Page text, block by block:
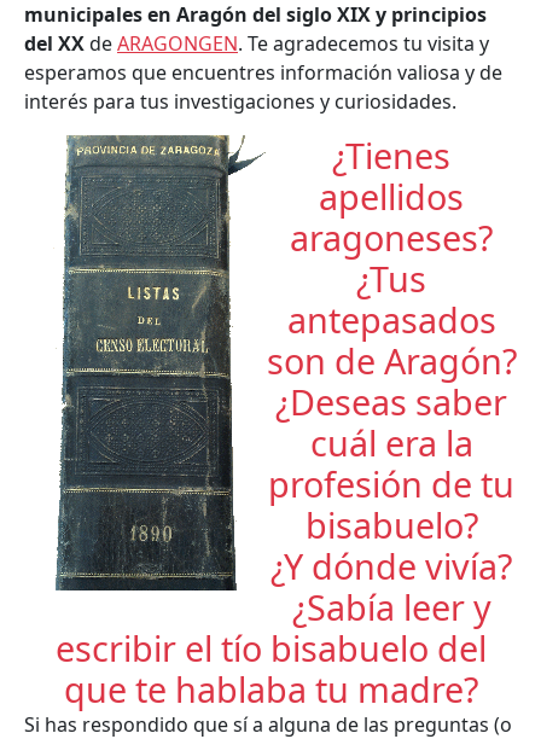
municipales en Aragón del siglo XIX y principios
del XXdeARAGONGEN. Te agradecemos tu visita y
esperamos que encuentres información valiosa y de
interés para tus investigaciones y curiosidades.
¿Tienes
apellidos
aragoneses?
¿Tus
antepasados
son de Aragón?
¿Deseas saber
cuál era la
profesión de tu
bisabuelo?
¿Y dónde vivía?
¿Sabía leer y
escribir el tío bisabuelo del
que te hablaba tu madre?
Si has respondido que sí a alguna de las preguntas (o